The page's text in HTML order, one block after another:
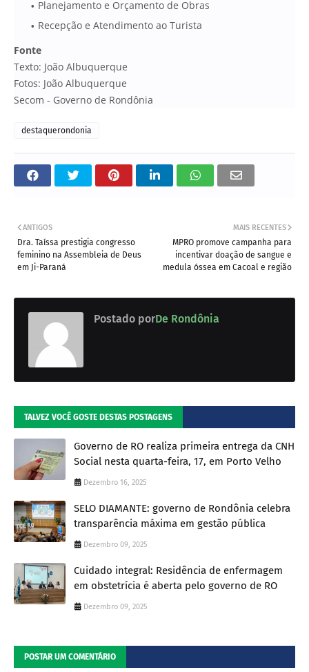
Planejamento e Orçamento de Obras
Recepção e Atendimento ao Turista
Fonte
Texto: João Albuquerque
Fotos: João Albuquerque
Secom - Governo de Rondônia
destaquerondonia
MAIS RECENTES
MPRO promove campanha para
incentivar doação de sangue e
medula óssea em Cacoal e região
ANTIGOS
Dra. Taíssa prestigia congresso
feminino na Assembleia de Deus
em Ji-Paraná
Postado porDe Rondônia
TALVEZ VOCÊ GOSTE DESTAS POSTAGENS
Governo de RO realiza primeira entrega da CNH
Social nesta quarta-feira, 17, em Porto Velho
Dezembro 16, 2025
SELO DIAMANTE: governo de Rondônia celebra
transparência máxima em gestão pública
Dezembro 09, 2025
Cuidado integral: Residência de enfermagem
em obstetrícia é aberta pelo governo de RO
Dezembro 09, 2025
POSTAR UM COMENTÁRIO